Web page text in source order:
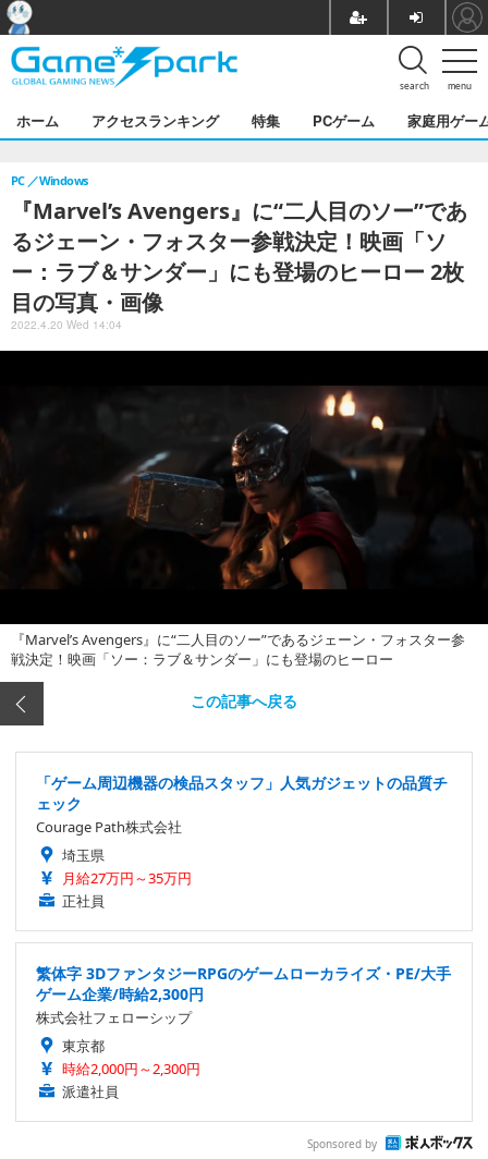
menu
search
ホーム アクセスランキング 特集 PCゲーム 家庭用ゲー
『Marvel’s Avengers』に“二人目のソー”であ
るジェーン・フォスター参戦決定！映画「ソ
ー：ラブ＆サンダー」にも登場のヒーロー 2枚
目の写真・画像
PC Windows
2022.4.20 Wed 14:04
『Marvel’s Avengers』に“二人目のソー”であるジェーン・フォスター参
戦決定！映画「ソー：ラブ＆サンダー」にも登場のヒーロー
この記事へ戻る
「ゲーム周辺機器の検品スタッフ」人気ガジェットの品質チ
ェック
Courage Path株式会社
埼玉県
月給27万円～35万円
正社員
繁体字 3DファンタジーRPGのゲームローカライズ・PE/大手
ゲーム企業/時給2,300円
株式会社フェローシップ
東京都
時給2,000円～2,300円
派遣社員
Sponsored by